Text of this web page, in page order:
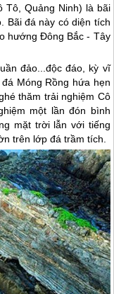
Tô, Quảng Ninh) là bãi
Bãi đá này có diện tích
hướng Đông Bắc - Tây
đảo...độc đáo, kỳ vĩ
Móng Rồng hứa hẹn
thăm trải nghiệm Cô
một lần đón bình
mặt trời lẫn với tiếng
trên lớp đá trầm tích.